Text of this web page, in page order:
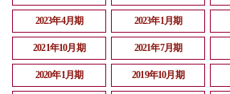
2023年4月期 2023年1月期
2021年10月期 2021年7月期
2020年1月期 2019年10月期